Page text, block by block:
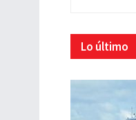
Lo último